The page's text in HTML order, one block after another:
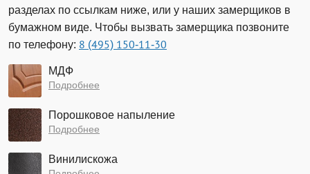
разделах по ссылкам ниже, или у наших замерщиков в
бумажном виде. Чтобы вызвать замерщика позвоните
по телефону: 8 (495) 150-11-30
МДФ
Подробнее
Порошковое напыление
Подробнее
Винилискожа